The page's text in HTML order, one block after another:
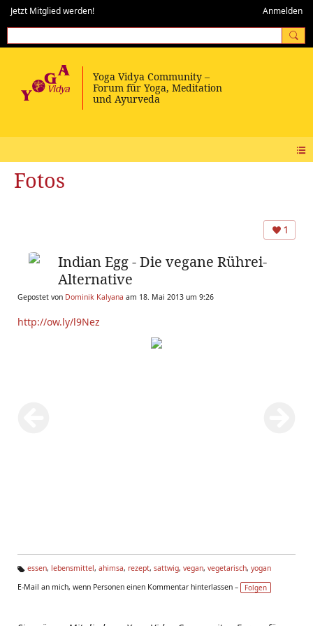
Jetzt Mitglied werden! Anmelden
Fotos
1
Indian Egg - Die vegane Rührei-
Alternative
Gepostet von Dominik Kalyana am 18. Mai 2013 um 9:26
http://ow.ly/l9Nez
g
essen, lebensmittel, ahimsa, rezept, sattwig, vegan, vegetarisch, yogan
E-Mail an mich, wenn Personen einen Kommentar hinterlassen –
Folgen